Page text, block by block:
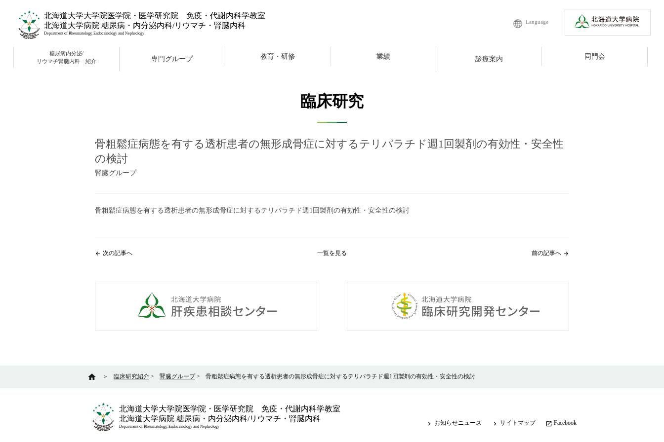
北海道大学大学院医学院・医学研究院 免疫・代謝内科学教室
北海道大学病院 糖尿病・内分泌内科/リウマチ・腎臓内科
Department of Rheumatology, Endocrinology and Nephrology
Language
糖尿病内分泌/
リウマチ腎臓内科 紹介
専門グループ 教育・研修 業績 診療案内 同門会
臨床研究
骨粗鬆症病態を有する透析患者の無形成骨症に対するテリパラチド週1回製剤の有効性・安全性
の検討
腎臓グループ
骨粗鬆症病態を有する透析患者の無形成骨症に対するテリパラチド週1回製剤の有効性・安全性の検討
arrow_back 次の記事へ 一覧を見る arrow_forward
前の記事へ
home ＞ 臨床研究紹介 > 腎臓グループ> 骨粗鬆症病態を有する透析患者の無形成骨症に対するテリパラチド週1回製剤の有効性・安全性の検討
北海道大学大学院医学院・医学研究院 免疫・代謝内科学教室
北海道大学病院 糖尿病・内分泌内科/リウマチ・腎臓内科
Department of Rheumatology, Endocrinology and Nephrology keyboard_arrow_right お知らせニュース keyboard_arrow_right サイトマップ launch Facebook